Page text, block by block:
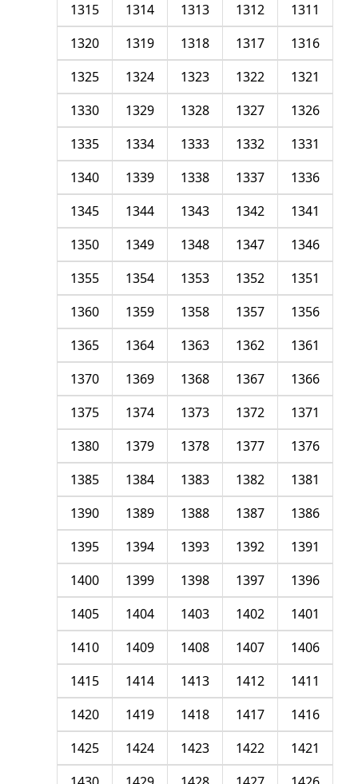
1311
1312
1313
1314
1315
1316
1317
1318
1319
1320
1321
1322
1323
1324
1325
1326
1327
1328
1329
1330
1331
1332
1333
1334
1335
1336
1337
1338
1339
1340
1341
1342
1343
1344
1345
1346
1347
1348
1349
1350
1351
1352
1353
1354
1355
1356
1357
1358
1359
1360
1361
1362
1363
1364
1365
1366
1367
1368
1369
1370
1371
1372
1373
1374
1375
1376
1377
1378
1379
1380
1381
1382
1383
1384
1385
1386
1387
1388
1389
1390
1391
1392
1393
1394
1395
1396
1397
1398
1399
1400
1401
1402
1403
1404
1405
1406
1407
1408
1409
1410
1411
1412
1413
1414
1415
1416
1417
1418
1419
1420
1421
1422
1423
1424
1425